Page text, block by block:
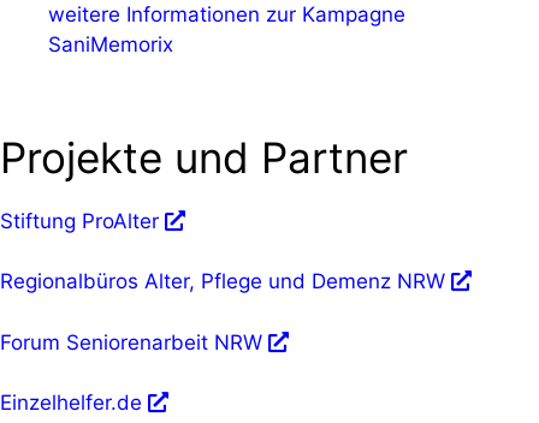
weitere Informationen zur Kampagne
SaniMemorix
Projekte und Partner
Stiftung ProAlter
Regionalbüros Alter, Pflege und Demenz NRW
Forum Seniorenarbeit NRW
Einzelhelfer.de